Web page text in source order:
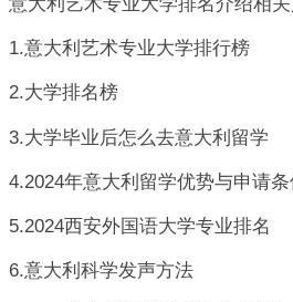
1.意大利艺术专业大学排行榜
2.大学排名榜
3.大学毕业后怎么去意大利留学
4.2024年意大利留学优势与申请
5.2024西安外国语大学专业排名
6.意大利科学发声方法